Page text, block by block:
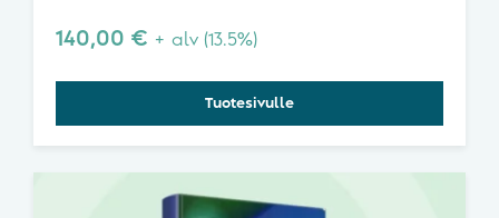
140,00 € + alv (13.5%)
Tuotesivulle